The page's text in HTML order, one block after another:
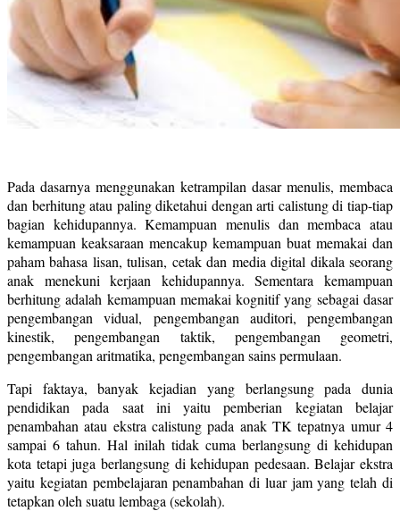
Pada dasarnya menggunakan ketrampilan dasar menulis, membaca
dan berhitung atau paling diketahui dengan arti calistung di tiap-tiap
bagian kehidupannya. Kemampuan menulis dan membaca atau
kemampuan keaksaraan mencakup kemampuan buat memakai dan
paham bahasa lisan, tulisan, cetak dan media digital dikala seorang
anak menekuni kerjaan kehidupannya. Sementara kemampuan
berhitung adalah kemampuan memakai kognitif yang sebagai dasar
pengembangan vidual, pengembangan auditori, pengembangan
kinestik, pengembangan taktik, pengembangan geometri,
pengembangan aritmatika, pengembangan sains permulaan.
Tapi faktaya, banyak kejadian yang berlangsung pada dunia
pendidikan pada saat ini yaitu pemberian kegiatan belajar
penambahan atau ekstra calistung pada anak TK tepatnya umur 4
sampai 6 tahun. Hal inilah tidak cuma berlangsung di kehidupan
kota tetapi juga berlangsung di kehidupan pedesaan. Belajar ekstra
yaitu kegiatan pembelajaran penambahan di luar jam yang telah di
tetapkan oleh suatu lembaga (sekolah).